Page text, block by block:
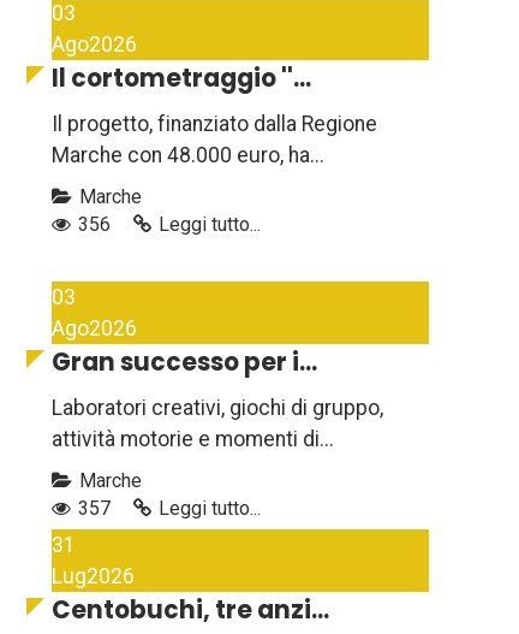
03
Ago2026
Il cortometraggio ''...
Il progetto, finanziato dalla Regione
Marche con 48.000 euro, ha...
Marche
356
Leggi tutto...
03
Ago2026
Gran successo per i...
Laboratori creativi, giochi di gruppo,
attività motorie e momenti di...
Marche
357
Leggi tutto...
31
Lug2026
Centobuchi, tre anzi...